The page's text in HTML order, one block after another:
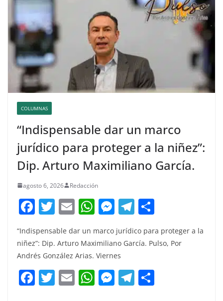
COLUMNAS
“Indispensable dar un marco
jurídico para proteger a la niñez”:
Dip. Arturo Maximiliano García.
agosto 6, 2026 Redacción
F
c
e
b
o
T
itt
er
E
ai
l
W
at
s
A
p
M
ss
e
n
g
T
e
a
m
m
“Indispensable dar un marco jurídico para proteger a la
niñez”: Dip. Arturo Maximiliano García. Pulso, Por
Andrés González Arias. Viernes
F T E W M T